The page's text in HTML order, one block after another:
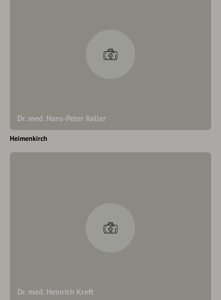
Dr. med. Hans-Peter Keller
Heimenkirch
Dr. med. Heinrich Kreft